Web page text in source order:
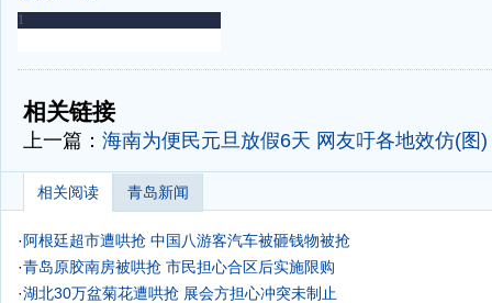
-
相关链接
上一篇： 海南为便民元旦放假6天 网友吁各地效仿(图)
相关阅读 青岛新闻
· 阿根廷超市遭哄抢 中国八游客汽车被砸钱物被抢
·青岛原胶南房被哄抢 市民担心合区后实施限购
·湖北30万盆菊花遭哄抢 展会方担心冲突未制止